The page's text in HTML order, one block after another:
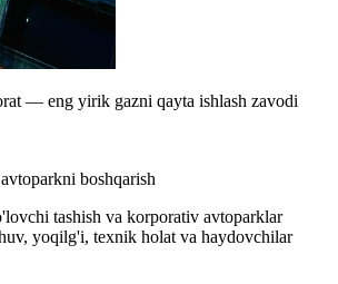
— eng yirik gazni qayta ishlash zavodi
boshqarish
tashish va korporativ avtoparklar
yoqilg'i, texnik holat va haydovchilar